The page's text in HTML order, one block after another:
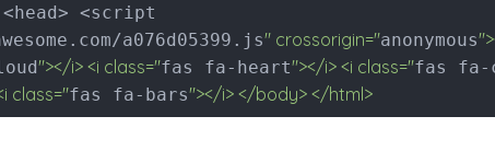
<script
a076d05399.js" crossorigin="anonymous
"></i> <i class="fas fa-heart"></i> <i class="fas fa-
class="fas fa-bars"></i> </body> </html>